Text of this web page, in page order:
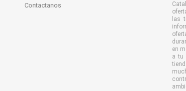
Contactanos
las
en
a tu